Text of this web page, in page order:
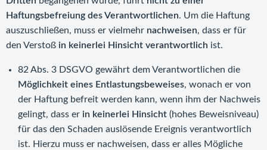
Haftungsbefreiung des Verantwortlichen. Um die Haftung
auszuschließen, muss er vielmehr nachweisen, dass er für
den Verstoß in keinerlei Hinsicht verantwortlich ist.
82 Abs. 3 DSGVO gewährt dem Verantwortlichen die
Möglichkeit eines Entlastungsbeweises, wonach er von
der Haftung befreit werden kann, wenn ihm der Nachweis
gelingt, dass er in keinerlei Hinsicht (hohes Beweisniveau)
für das den Schaden auslösende Ereignis verantwortlich
ist. Hierzu muss er nachweisen, dass er alles Mögliche